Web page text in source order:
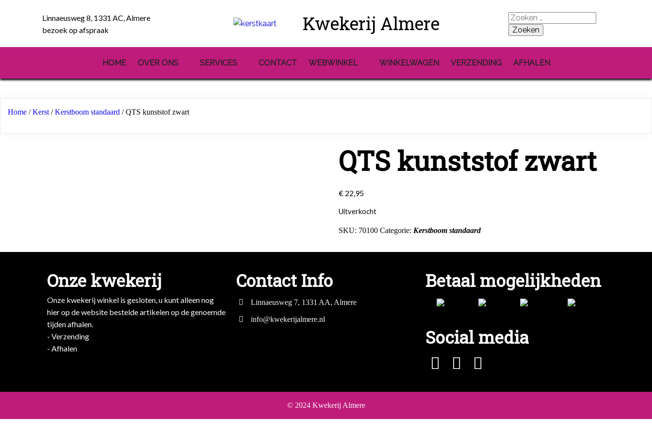
Linnaeusweg 8, 1331 AC, Almere
bezoek op afspraak
Kwekerij Almere
Zoeken
naar:
HOME OVER ONS SERVICES CONTACT WEBWINKEL WINKELWAGEN VERZENDING AFHALEN
Home /Kerst /Kerstboom standaard / QTS kunststof zwart
QTS kunststof zwart
€ 22,95
Uitverkocht
SKU: 70100 Categorie: Kerstboom standaard
Onze kwekerij
Onze kwekerij winkel is gesloten, u kunt alleen nog
hier op de website bestelde artikelen op de genoemde
tijden afhalen.
- Verzending
- Afhalen
Contact Info
Linnaeusweg 7, 1331 AA, Almere
info@kwekerijalmere.nl
Betaal mogelijkheden
Social media
© 2024 Kwekerij Almere